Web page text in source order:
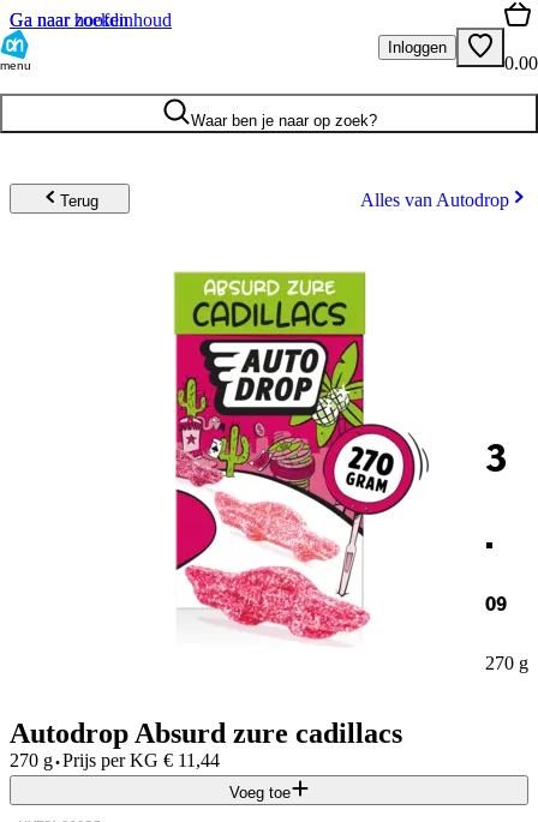
Ga naar hoofdinhoud
Ga naar zoeken
menu
Inloggen
0.00
Waar ben je naar op zoek?
Terug Alles van Autodrop
3
.
09
270 g
Autodrop Absurd zure cadillacs
270 g·Prijs per KG € 11,44
Voeg toe